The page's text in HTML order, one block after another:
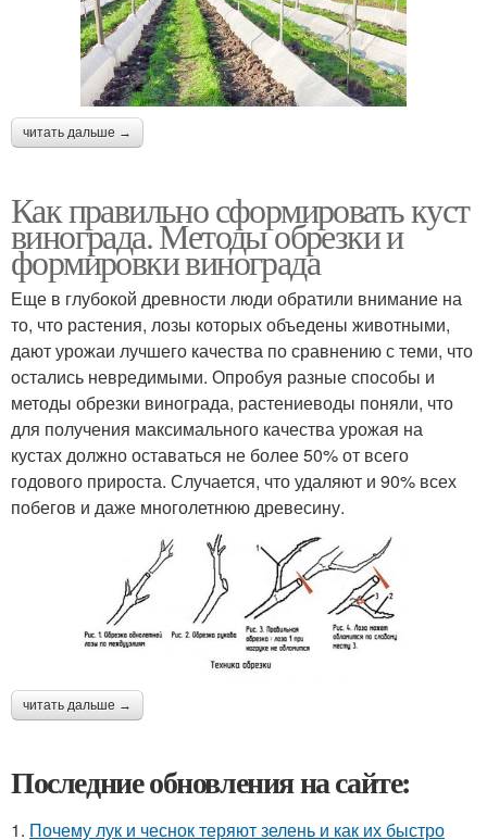
читать дальше →
Как правильно сформировать куст
винограда. Методы обрезки и
формировки винограда
Еще в глубокой древности люди обратили внимание на
то, что растения, лозы которых объедены животными,
дают урожаи лучшего качества по сравнению с теми, что
остались невредимыми. Опробуя разные способы и
методы обрезки винограда, растениеводы поняли, что
для получения максимального качества урожая на
кустах должно оставаться не более 50% от всего
годового прироста. Случается, что удаляют и 90% всех
побегов и даже многолетнюю древесину.
читать дальше →
Последние обновления на сайте:
1. Почему лук и чеснок теряют зелень и как их быстро